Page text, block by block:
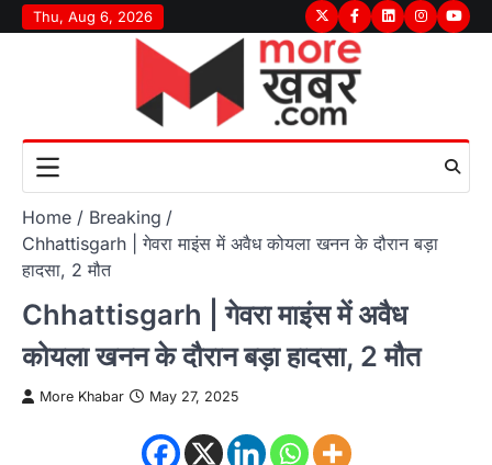
Skip
to
Thu, Aug 6, 2026 TwitterFacebook
LinkedInInstagram
Home
Breaking
Chhattisgarh | गेवरा माइंस में अवैध कोयला खनन के दौरान बड़ा
हादसा, 2 मौत
Chhattisgarh | गेवरा माइंस में अवैध
कोयला खनन के दौरान बड़ा हादसा, 2 मौत
More Khabar May 27, 2025